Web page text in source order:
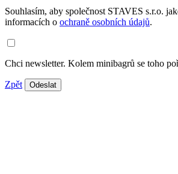
Souhlasím, aby společnost STAVES s.r.o.
informacích o ochraně osobních údajů.
Chci newsletter. Kolem minibagrů se toho
Zpět Odeslat